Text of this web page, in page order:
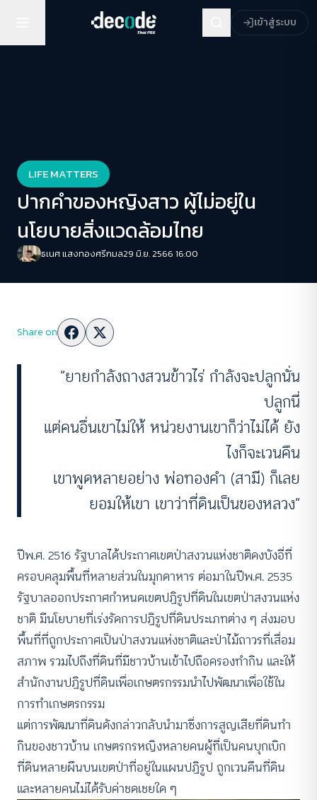
เข้าสู่ระบบ
LIFE MATTERS
ปากคำของหญิงสาว ผู้ไม่อยู่ใน
นโยบายสิ่งแวดล้อมไทย
ธเนศ แสงทองศรีกมล29 มิ.ย. 2566 16:00
Share on
“ยายกำลังถางสวนข้าวไร่ กำลังจะปลูกนั่น
ปลูกนี่
แต่คนอื่นเขาไม่ให้ หน่วยงานเขาก็ว่าไม่ได้ ยัง
ไงก็จะเวนคืน
เขาพูดหลายอย่าง พ่อทองคำ (สามี) ก็เลย
ยอมให้เขา เขาว่าที่ดินเป็นของหลวง”
ปีพ.ศ. 2516 รัฐบาลได้ประกาศเขตป่าสงวนแห่งชาติดงบังอี่ที่
ครอบคลุมพื้นที่หลายส่วนในมุกดาหาร ต่อมาในปีพ.ศ. 2535
รัฐบาลออกประกาศกำหนดเขตปฏิรูปที่ดินในเขตป่าสงวนแห่ง
ชาติ มีนโยบายที่เร่งรัดการปฏิรูปที่ดินประเภทต่าง ๆ ส่งมอบ
พื้นที่ที่ถูกประกาศเป็นป่าสงวนแห่งชาติและป่าไม้ถาวรที่เสื่อม
สภาพ รวมไปถึงที่ดินที่มีชาวบ้านเข้าไปถือครองทำกิน และให้
สำนักงานปฏิรูปที่ดินเพื่อเกษตรกรรมนำไปพัฒนาเพื่อใช้ใน
การทำเกษตรกรรม
แต่การพัฒนาที่ดินดังกล่าวกลับนำมาซึ่งการสูญเสียที่ดินทำ
กินของชาวบ้าน เกษตรกรหญิงหลายคนผู้ที่เป็นคนบุกเบิก
ที่ดินหลายผืนบนเขตป่าที่อยู่ในแผนปฏิรูป ถูกเวนคืนที่ดิน
และหลายคนไม่ได้รับค่าชดเชยใด ๆ